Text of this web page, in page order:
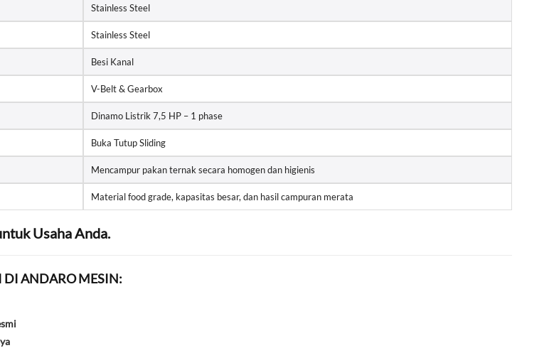
Stainless Steel
Stainless Steel
Besi Kanal
V-Belt & Gearbox
Dinamo Listrik 7,5 HP – 1 phase
Buka Tutup Sliding
Mencampur pakan ternak secara homogen dan higienis
Material food grade, kapasitas besar, dan hasil campuran merata
Usaha Anda.
DI ANDARO MESIN: